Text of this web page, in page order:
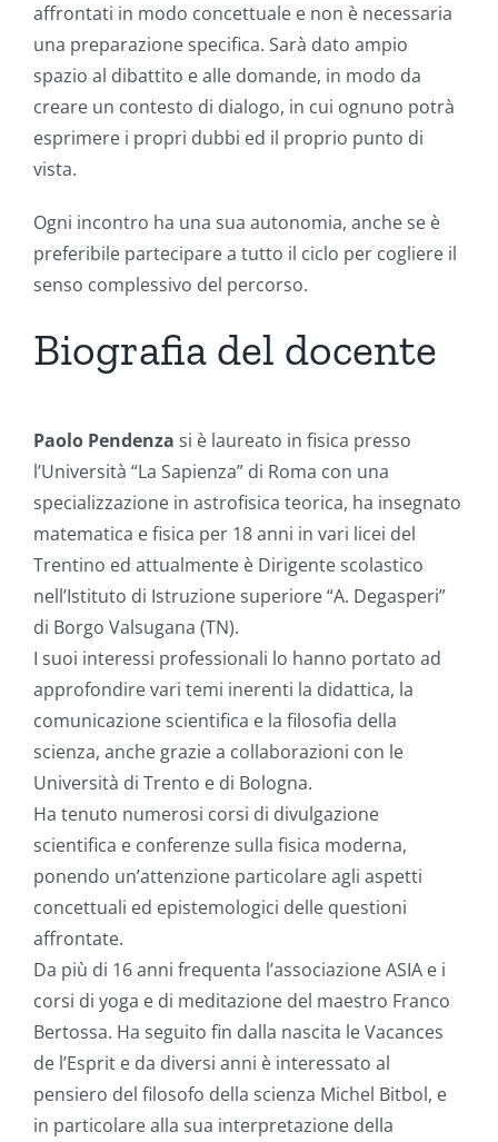
affrontati in modo concettuale e non è necessaria
una preparazione specifica. Sarà dato ampio
spazio al dibattito e alle domande, in modo da
creare un contesto di dialogo, in cui ognuno potrà
esprimere i propri dubbi ed il proprio punto di
vista.
Ogni incontro ha una sua autonomia, anche se è
preferibile partecipare a tutto il ciclo per cogliere il
senso complessivo del percorso.
Biografia del docente
Paolo Pendenza si è laureato in fisica presso
l’Università “La Sapienza” di Roma con una
specializzazione in astrofisica teorica, ha insegnato
matematica e fisica per 18 anni in vari licei del
Trentino ed attualmente è Dirigente scolastico
nell’Istituto di Istruzione superiore “A. Degasperi”
di Borgo Valsugana (TN).
I suoi interessi professionali lo hanno portato ad
approfondire vari temi inerenti la didattica, la
comunicazione scientifica e la filosofia della
scienza, anche grazie a collaborazioni con le
Università di Trento e di Bologna.
Ha tenuto numerosi corsi di divulgazione
scientifica e conferenze sulla fisica moderna,
ponendo un’attenzione particolare agli aspetti
concettuali ed epistemologici delle questioni
affrontate.
Da più di 16 anni frequenta l’associazione ASIA e i
corsi di yoga e di meditazione del maestro Franco
Bertossa. Ha seguito fin dalla nascita le Vacances
de l’Esprit e da diversi anni è interessato al
pensiero del filosofo della scienza Michel Bitbol, e
in particolare alla sua interpretazione della